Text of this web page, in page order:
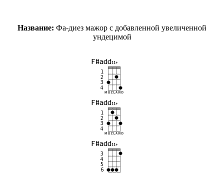
Название: Фа-диез мажор с добавленной увеличенной
ундецимой